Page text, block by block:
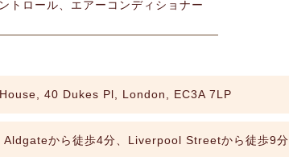
トロール、エアーコンディショナー
40 Dukes Pl, London, EC3A 7LP
Aldgateから徒歩4分、Liverpool Streetから徒歩9分